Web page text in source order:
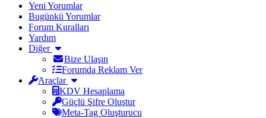
Yeni Yorumlar
Bugünkü Yorumlar
Forum Kuralları
Yardım
Diğer
Bize Ulaşın
Forumda Reklam Ver
Araçlar
KDV Hesaplama
Güçlü Şifre Oluştur
Meta-Tag Oluşturucu